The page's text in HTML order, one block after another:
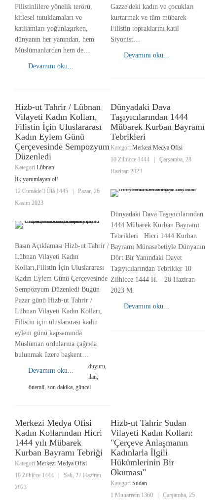
Filistinlilere yönelik terörü,
kitlesel tutuklamaları ve
katliamları yoğunlaşırken,
dünyanın her yanından, hem
Müslümanlardan hem de…
Devamını oku...
Gazze'deki kadın ve çocukları
kurtarmak ve tüm mübarek
Filistin topraklarını katil
Siyonist…
Devamını oku...
Hizb-ut Tahrir / Lübnan
Vilayeti Kadın Kolları,
Filistin İçin Uluslararası
Kadın Eylem Günü
Çerçevesinde Sempozyum
Düzenledi
Kategori Lübnan
İlk yorumlayan ol!
12 Cumâde’l Ûlâ 1445
Pazar, 26
Kasım 2023
Basın Açıklaması Hizb-ut Tahrir /
Lübnan Vilayeti Kadın
Kolları,Filistin İçin Uluslararası
Kadın Eylem Günü Çerçevesinde
Sempozyum Düzenledi Bugün
Pazar günü Hizb-ut Tahrir /
Lübnan Vilayeti Kadın Kolları,
Filistin için uluslararası kadın
eylem günü kapsamında
Müslüman ordularına çağrıda
bulunmak üzere başkent…
Devamını oku...
duyuru,
ilan,
önemli, son dakika, güncel
Dünyadaki Dava
Taşıyıcılarından 1444
Mübarek Kurban Bayramı
Tebrikleri
Kategori Merkezi Medya Ofisi
10 Zilhicce 1444
Çarşamba, 28
Haziran 2023
Dünyadaki Dava Taşıyıcılarından
1444 Mübarek Kurban Bayramı
Tebrikleri Hicri 1444 Kurban
Bayramı Münasebetiyle Dünyanın
Dört Bir Yanındaki Davet
Taşıyıcılarından Tebrikler 10
Zilhicce 1444 H. - 28 Haziran
2023 M.
Devamını oku...
Merkezi Medya Ofisi
Kadın Kollarından Hicri
1444 yılı Mübarek
Kurban Bayramı Tebriği
Kategori Merkezi Medya Ofisi
10 Zilhicce 1444
Salı, 27 Haziran
2023
Hizb-ut Tahrir Sudan
Vilayeti Kadın Kolları:
"Çerçeve Anlaşmanın
Kadınlarla İlgili
Hükümlerinin Bir
Okuması"
Kategori Sudan
1 Muharrem 1360
Çarşamba, 25